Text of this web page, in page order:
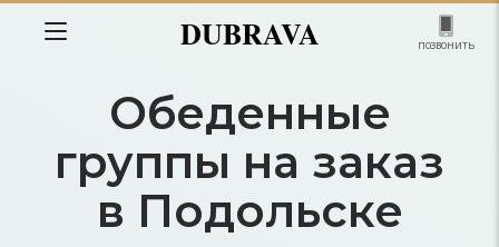
DUBRAVA позвонить
Обеденные
группы на заказ
в Подольске